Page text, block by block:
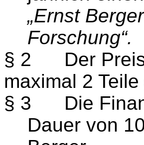
„Ernst
Forschung“.
§ 2
Der
maximal 2
§ 3
Die
Dauer von